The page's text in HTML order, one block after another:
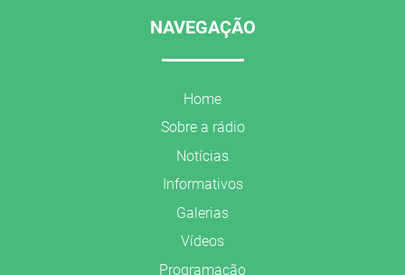
NAVEGAÇÃO
Home
Sobre a rádio
Notícias
Informativos
Galerias
Vídeos
Programação